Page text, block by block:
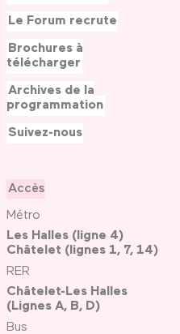
Accès
Métro
Les Halles (ligne 4)
Châtelet (lignes 1, 7, 14)
RER
Châtelet-Les Halles
(Lignes A, B, D)
Bus
Le Forum recrute
Brochures à
télécharger
Archives de la
programmation
Suivez-nous